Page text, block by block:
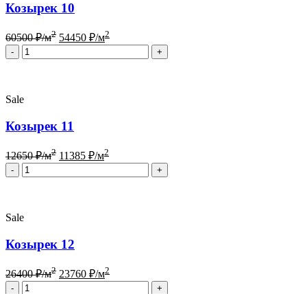
Козырек 10
60500₽/м2 54450 ₽/м2
Quantity
Sale
Козырек 11
12650₽/м2 11385 ₽/м2
Quantity
Sale
Козырек 12
26400₽/м2 23760 ₽/м2
Quantity